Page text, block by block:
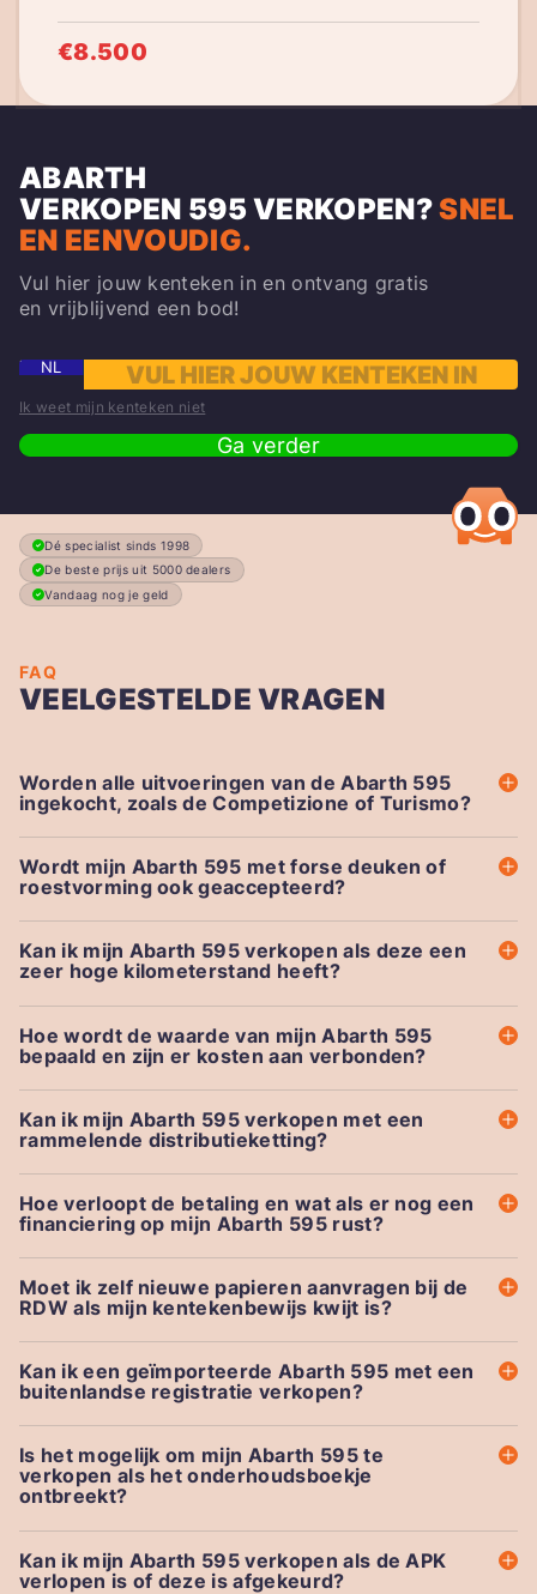
€8.500
ABARTH
VERKOPEN 595VERKOPEN?SNEL
EN EENVOUDIG.
Vul hier jouw kenteken in en ontvang gratis
en vrijblijvend een bod!
NL
Ik weet mijn kenteken niet
Ga verder
Dé specialist sinds 1998
De beste prijs uit 5000 dealers
Vandaag nog je geld
FAQ
VEELGESTELDE VRAGEN
Worden alle uitvoeringen van de Abarth 595
ingekocht, zoals de Competizione of Turismo?
Wordt mijn Abarth 595 met forse deuken of
roestvorming ook geaccepteerd?
Kan ik mijn Abarth 595 verkopen als deze een
zeer hoge kilometerstand heeft?
Hoe wordt de waarde van mijn Abarth 595
bepaald en zijn er kosten aan verbonden?
Kan ik mijn Abarth 595 verkopen met een
rammelende distributieketting?
Hoe verloopt de betaling en wat als er nog een
financiering op mijn Abarth 595 rust?
Moet ik zelf nieuwe papieren aanvragen bij de
RDW als mijn kentekenbewijs kwijt is?
Kan ik een geïmporteerde Abarth 595 met een
buitenlandse registratie verkopen?
Is het mogelijk om mijn Abarth 595 te
verkopen als het onderhoudsboekje
ontbreekt?
Kan ik mijn Abarth 595 verkopen als de APK
verlopen is of deze is afgekeurd?